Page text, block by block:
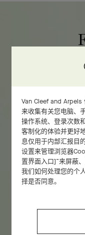
Van Cleef and Arpels
来收集有关您电脑、
操作系统、登录次数
客制化的体验并更好
息仅用于内部汇报目
设置来管理浏览器
置界面入口]”来屏蔽
我们如何处理您的个
择是否同意。